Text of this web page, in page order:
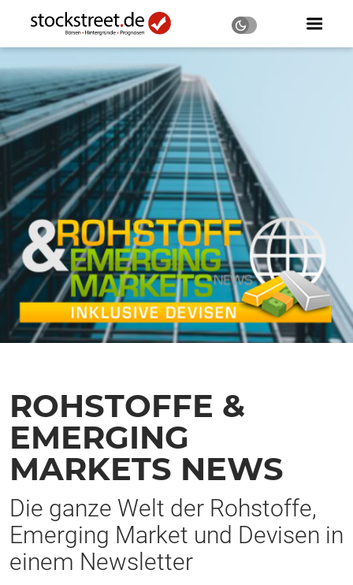
ROHSTOFFE &
EMERGING
MARKETS NEWS
Die ganze Welt der Rohstoffe,
Emerging Market und Devisen in
einem Newsletter